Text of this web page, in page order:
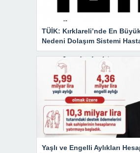
TÜİK: Kırklareli’nde En
Nedeni Dolaşım Sistemi
Yaşlı ve Engelli Aylıkları